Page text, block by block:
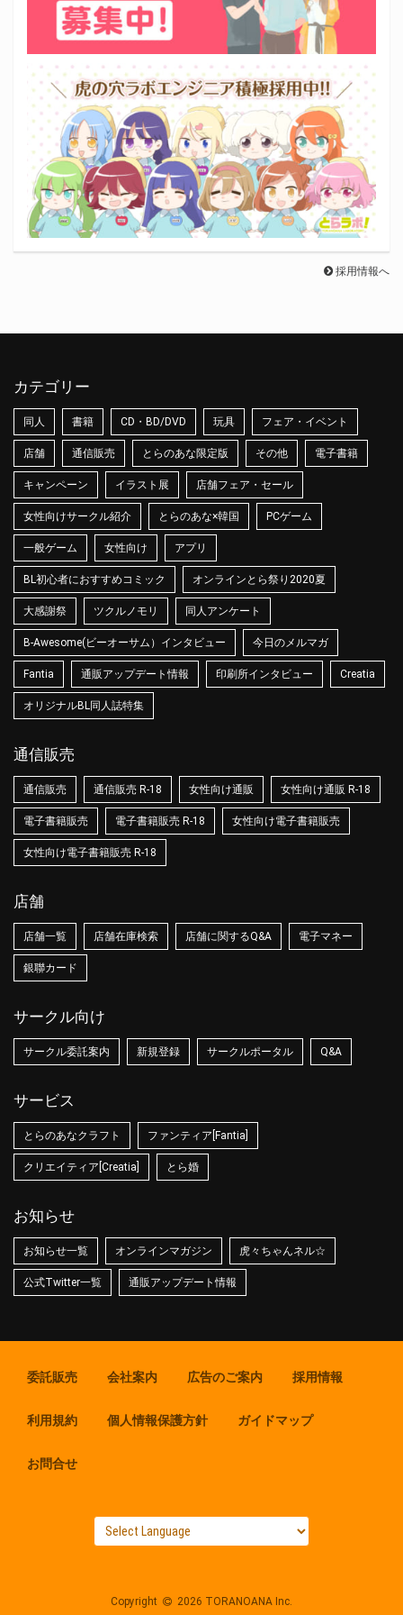
採用情報へ
カテゴリー
同人 書籍 CD・BD/DVD 玩具 フェア・イベント
店舗 通信販売 とらのあな限定版 その他 電子書籍
キャンペーン イラスト展 店舗フェア・セール
女性向けサークル紹介 とらのあな×韓国 PCゲーム
一般ゲーム 女性向け アプリ
BL初心者におすすめコミック オンラインとら祭り2020夏
大感謝祭 ツクルノモリ 同人アンケート
B-Awesome(ビーオーサム）インタビュー 今日のメルマガ
Fantia 通販アップデート情報 印刷所インタビュー Creatia
オリジナルBL同人誌特集
通信販売
通信販売 通信販売 R-18 女性向け通販 女性向け通販 R-18
電子書籍販売 電子書籍販売 R-18 女性向け電子書籍販売
女性向け電子書籍販売 R-18
店舗
店舗一覧 店舗在庫検索 店舗に関するQ&A 電子マネー
銀聯カード
サークル向け
サークル委託案内 新規登録 サークルポータル Q&A
サービス
とらのあなクラフト ファンティア[Fantia]
クリエイティア[Creatia] とら婚
お知らせ
お知らせ一覧 オンラインマガジン 虎々ちゃんネル☆
公式Twitter一覧 通販アップデート情報
委託販売 会社案内 広告のご案内 採用情報
利用規約 個人情報保護方針 ガイドマップ
お問合せ
Copyright 2026 TORANOANA Inc.